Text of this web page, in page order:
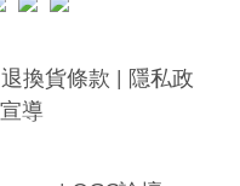
退換貨條款
隱私政
導